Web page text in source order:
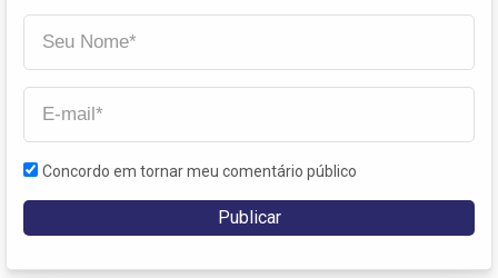
Concordo em tornar meu comentário público